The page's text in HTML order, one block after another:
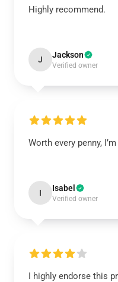
Highly recommend.
J Jackson
Verified owner
Worth every penny,
I Isabel
Verified owner
I highly endorse this